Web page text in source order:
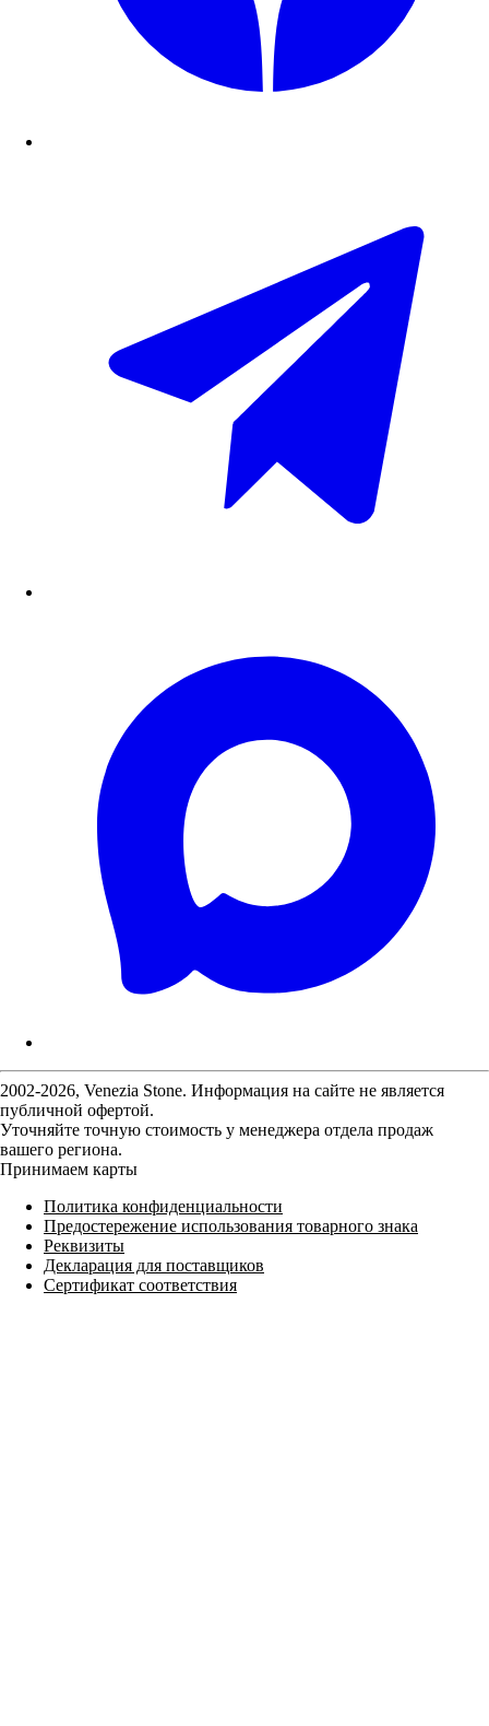
2002-2026, Venezia Stone. Информация на сайте не является
публичной офертой.
Уточняйте точную стоимость у менеджера отдела продаж
вашего региона.
Принимаем карты
Политика конфиденциальности
Предостережение использования товарного знака
Реквизиты
Декларация для поставщиков
Сертификат соответствия